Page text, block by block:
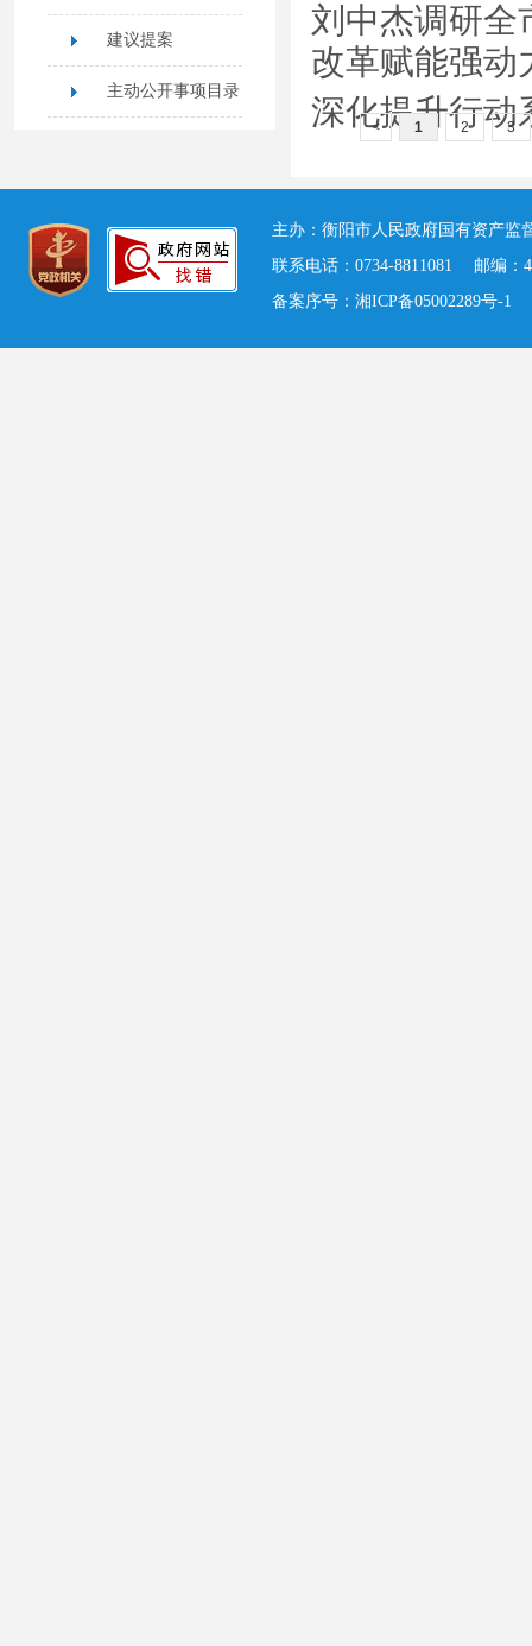
建议提案
主动公开事项目录
刘中杰调研全
改革赋能强
深化提升行
< 1 2 3
主办：衡阳市人民政府国有资产
联系电话：0734-8811081 邮编：
备案序号：湘ICP备05002289号-1